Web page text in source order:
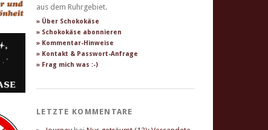
aus dem Ruhrgebiet.
» Über Schokokäse
» Schokokäse abonnieren
» Kommentar-Hinweise
» Kontakt & Passwort-Anfrage
» Frag mich was :-)
LETZTE KOMMENTARE